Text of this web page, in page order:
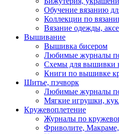
Обучение вязанию
Коллекции по
Вязание одежды,
Вышивание
Вышивка бисером
Любимые журналы
Схемы для вышивки
Книги по вышивке
Шитье, пэчворк
Любимые журналы
Мягкие игрушки,
Кружевоплетение
Журналы по
Фриволите,